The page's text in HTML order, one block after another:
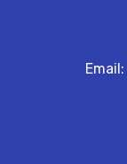
Email: